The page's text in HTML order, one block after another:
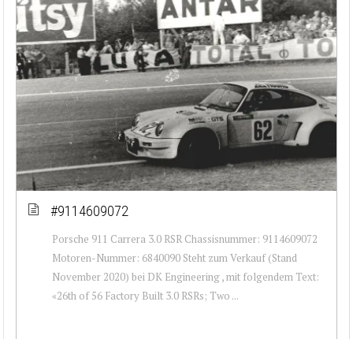
#9114609072
Porsche 911 Carrera 3.0 RSR Chassisnummer: 9114609072
Motoren-Nummer: 6840090 Steht zum Verkauf (Stand
November 2020) bei DK Engineering , mit folgendem Text:
«26th of 56 Factory Built 3.0 RSRs; Two ...